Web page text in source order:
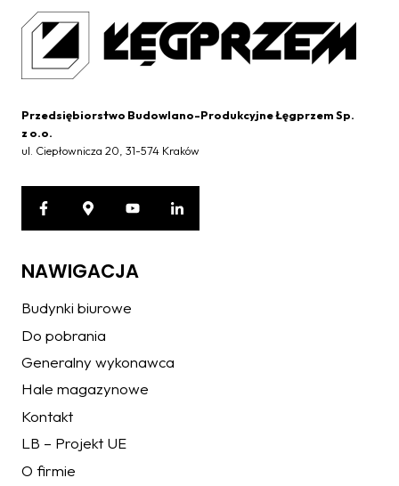
Przedsiębiorstwo Budowlano-Produkcyjne Łęgprzem Sp.
z o.o.
ul. Ciepłownicza 20, 31-574 Kraków
NAWIGACJA
Budynki biurowe
Do pobrania
Generalny wykonawca
Hale magazynowe
Kontakt
LB – Projekt UE
O firmie